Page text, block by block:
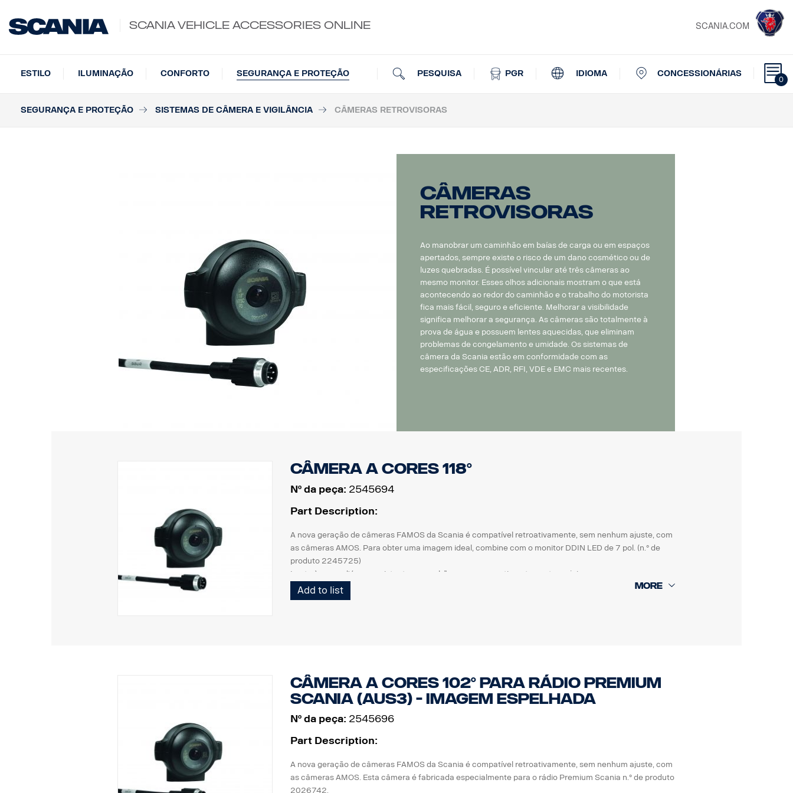
SCANIA VEHICLE ACCESSORIES ONLINE SCANIA.COM
0
PESQUISA PGR IDIOMA CONCESSIONÁRIAS
ESTILO ILUMINAÇÃO CONFORTO SEGURANÇA E PROTEÇÃO
SEGURANÇA E PROTEÇÃO SISTEMAS DE CÂMERA E VIGILÂNCIA CÂMERAS RETROVISORAS
Câmeras
retrovisoras
Ao manobrar um caminhão em baías de carga ou em espaços
apertados, sempre existe o risco de um dano cosmético ou de
luzes quebradas. É possível vincular até três câmeras ao
mesmo monitor. Esses olhos adicionais mostram o que está
acontecendo ao redor do caminhão e o trabalho do motorista
fica mais fácil, seguro e eficiente. Melhorar a visibilidade
significa melhorar a segurança. As câmeras são totalmente à
prova de água e possuem lentes aquecidas, que eliminam
problemas de congelamento e umidade. Os sistemas de
câmera da Scania estão em conformidade com as
especificações CE, ADR, RFI, VDE e EMC mais recentes.
Câmera a cores 118°
Nº da peça: 2545694
Part Description:
A nova geração de câmeras FAMOS da Scania é compatível retroativamente, sem nenhum ajuste, com
as câmeras AMOS. Para obter uma imagem ideal, combine com o monitor DDIN LED de 7 pol. (n.° de
produto 2245725)
Lente à prova d'água, resistente a arranhões e com revestimento contra sujeira
- Nova carcaça: Plástico industrial. Maior resistência contra poeira e fluidos automotivos.
- Enchimento com moldagem automotiva, ótima resistência contra umidade, choque e vibrações.
Indicador de segurança integrado
Add to list
Câmera a cores 102° para rádio Premium
Scania (AUS3) - imagem espelhada
Nº da peça: 2545696
Part Description:
A nova geração de câmeras FAMOS da Scania é compatível retroativamente, sem nenhum ajuste, com
as câmeras AMOS. Esta câmera é fabricada especialmente para o rádio Premium Scania n.° de produto
2026742.